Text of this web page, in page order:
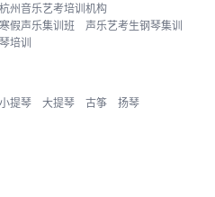
杭州音乐艺考培训机构
寒假声乐集训班
声乐艺考生钢琴集训
培训
小提琴 大提琴 古筝 扬琴